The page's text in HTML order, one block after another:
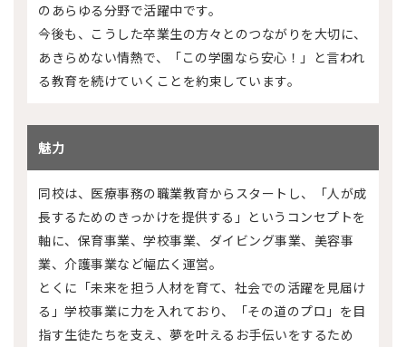
のあらゆる分野で活躍中です。
今後も、こうした卒業生の方々とのつながりを大切に、
あきらめない情熱で、「この学園なら安心！」と言われ
る教育を続けていくことを約束しています。
魅力
同校は、医療事務の職業教育からスタートし、「人が成
長するためのきっかけを提供する」というコンセプトを
軸に、保育事業、学校事業、ダイビング事業、美容事
業、介護事業など幅広く運営。
とくに「未来を担う人材を育て、社会での活躍を見届け
る」学校事業に力を入れており、「その道のプロ」を目
指す生徒たちを支え、夢を叶えるお手伝いをするため